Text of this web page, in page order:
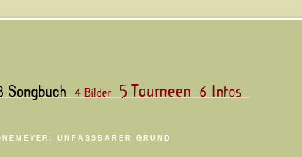
UNFASSBARER GRUND